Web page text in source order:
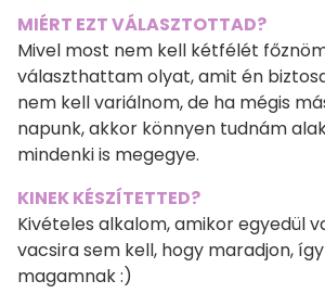
MIÉRT EZT VÁLASZTOTTAD?
Mivel most nem kell kétfélét
választhattam olyat, amit én
nem kell variálnom, de ha mégis
napunk, akkor könnyen tudnám
mindenki is megegye.
KINEK KÉSZÍTETTED?
Kivételes alkalom, amikor egyedül
vacsira sem kell, hogy maradjon,
magamnak :)